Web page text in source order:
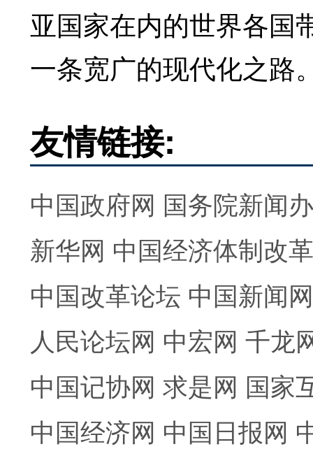
亚国家在内的世界各国
一条宽广的现代化之路
友情链接:
中国政府网 国务院新闻
新华网 中国经济体制改
中国改革论坛 中国新闻网
人民论坛网 中宏网 千龙
中国记协网 求是网 国家
中国经济网 中国日报网